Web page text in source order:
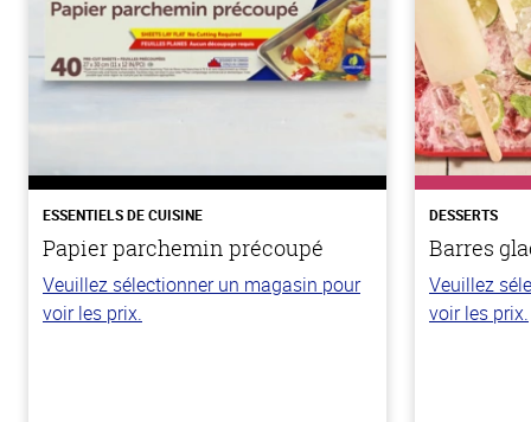
ESSENTIELS DE CUISINE
Papier parchemin précoupé
Veuillez sélectionner un magasin pour
voir les prix.
DESSERTS
Barres
Veuillez
voir les prix.